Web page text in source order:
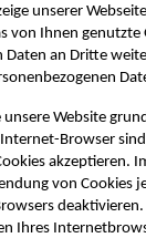
unserer
von Ihnen genutzte
Daten an Dritte
Website
Browser
akzeptieren.
von Cookies
Ihres